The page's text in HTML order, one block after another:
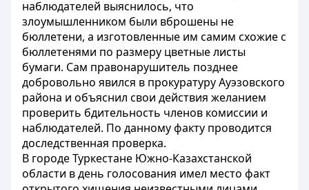
наблюдателей выяснилось, что
злоумышленником были вброшены не
бюллетени, а изготовленные им самим схожие с
бюллетенями по размеру цветные листы
бумаги. Сам правонарушитель позднее
добровольно явился в прокуратуру Ауэзовского
района и объяснил свои действия желанием
проверить бдительность членов комиссии и
наблюдателей. По данному факту проводится
доследственная проверка.
В городе Туркестане Южно-Казахстанской
области в день голосования имел место факт